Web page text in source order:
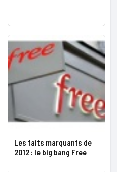
Les faits marquants de
2012 : le big bang Free